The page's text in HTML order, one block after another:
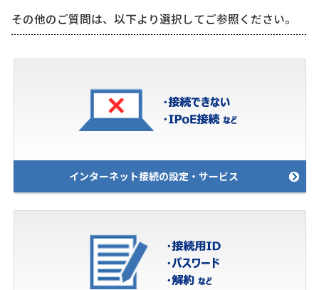
その他のご質問は、以下より選択してご参照ください。
インターネット接続の設定・サービス